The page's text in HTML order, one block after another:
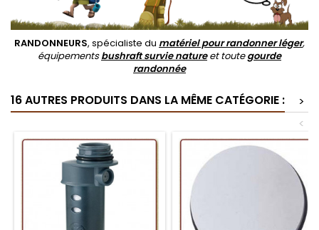
RANDONNEURS, spécialiste du matériel pour randonner léger,
équipementsbushraft survie natureet toutegourde
randonnée
16 AUTRES PRODUITS DANS LA MÊME CATÉGORIE :
>
<